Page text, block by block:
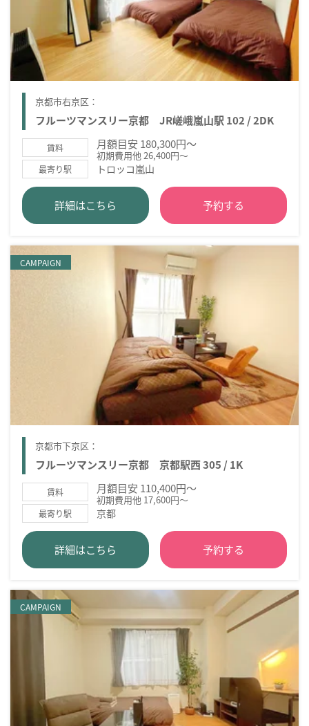
京都市右京区：
フルーツマンスリー京都 JR嵯峨嵐山駅 102 / 2DK
賃料 月額目安 180,300円～
初期費用他 26,400円～
最寄り駅 トロッコ嵐山
詳細はこちら 予約する
CAMPAIGN
京都市下京区：
フルーツマンスリー京都 京都駅西 305 / 1K
賃料 月額目安 110,400円～
初期費用他 17,600円～
最寄り駅 京都
詳細はこちら 予約する
CAMPAIGN